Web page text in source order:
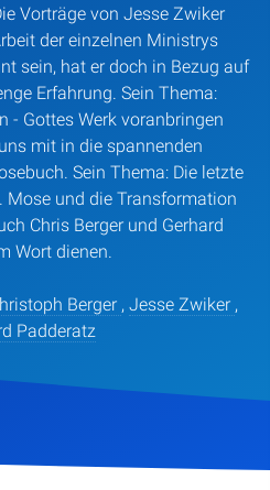
Vorträge von Jesse Zwiker
der einzelnen Ministrys
sein, hat er doch in Bezug auf
Erfahrung. Sein Thema:
- Gottes Werk voranbringen
mit in die spannenden
Sein Thema: Die letzte
Mose und die Transformation
Chris Berger und Gerhard
Wort dienen.
Berger , Jesse Zwiker ,
Padderatz
Spenden